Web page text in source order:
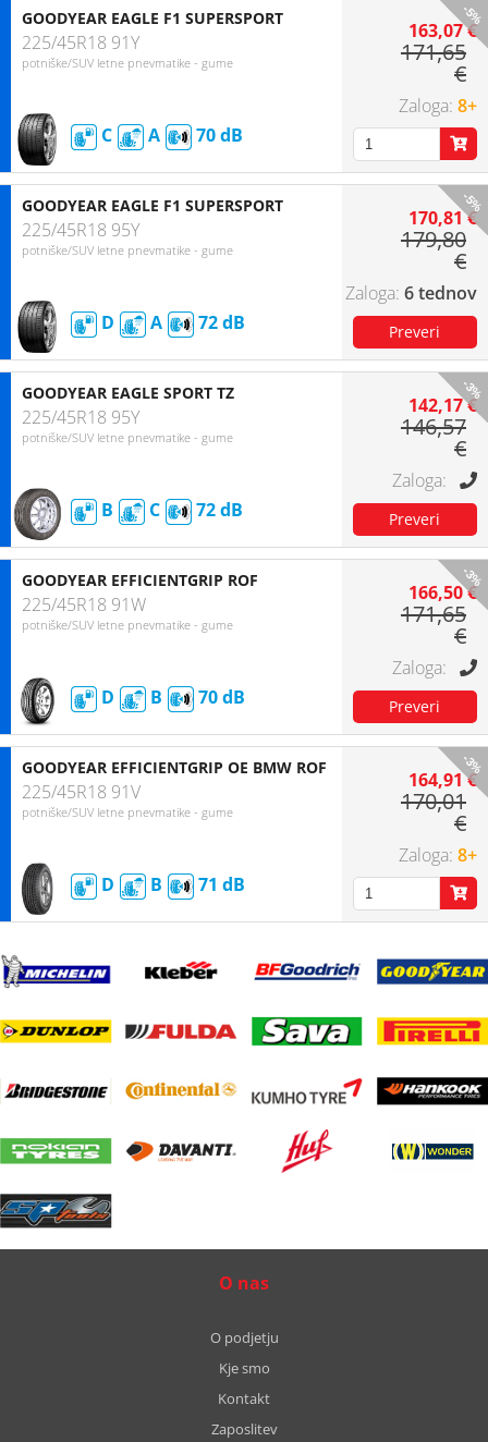
-5%
GOODYEAR EAGLE F1 SUPERSPORT
225/45R18 91Y
potniške/SUV letne pnevmatike - gume
C A 70
163,07 €
171,65
€
8+
-5%
GOODYEAR EAGLE F1 SUPERSPORT
225/45R18 95Y
potniške/SUV letne pnevmatike - gume
D A 72
170,81 €
179,80
€
6 tednov
-3%
GOODYEAR EAGLE SPORT TZ
225/45R18 95Y
potniške/SUV letne pnevmatike - gume
B C 72
142,17 €
146,57
€
-3%
GOODYEAR EFFICIENTGRIP ROF
225/45R18 91W
potniške/SUV letne pnevmatike - gume
D B 70
166,50 €
171,65
€
-3%
GOODYEAR EFFICIENTGRIP OE BMW ROF
225/45R18 91V
potniške/SUV letne pnevmatike - gume
D B 71
164,91 €
170,01
€
8+
O nas
O podjetju
Kje smo
Kontakt
Zaposlitev